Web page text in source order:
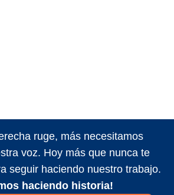
ruge, más necesitamos
voz. Hoy más que nunca te
seguir haciendo nuestro trabajo.
haciendo historia!